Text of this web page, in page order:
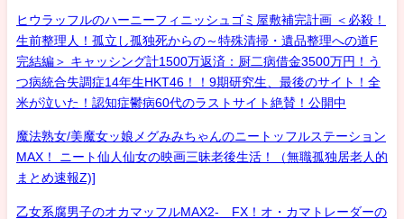
ヒウラッフルのハーニーフィニッシュゴミ屋敷補完計画 ＜必殺！
生前整理人！孤立し孤独死からの～特殊清掃・遺品整理への道F
完結編＞ キャッシング計1500万返済：厨二病借金3500万円！う
つ病統合失調症14年生HKT46！！9期研究生、最後のサイト！全
米が泣いた！認知症鬱病60代のラストサイト絶賛！公開中
魔法熟女/美魔女ッ娘メグみみちゃんのニートッフルステーション
MAX！ ニート仙人仙女の映画三昧老後生活！（無職孤独居老人的
まとめ速報Z)]
乙女系腐男子のオカマッフルMAX2- FX！オ・カマトレーダーの